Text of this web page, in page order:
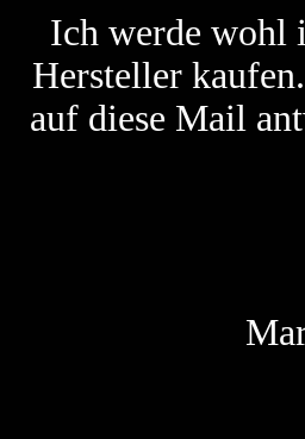
Ich werde wohl
Hersteller
auf diese Mail